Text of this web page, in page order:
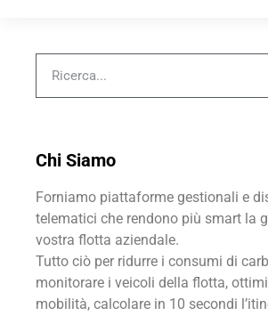
Chi Siamo
Forniamo piattaforme gestionali e
telematici che rendono più smart la
vostra flotta aziendale.
Tutto ciò per ridurre i consumi di
monitorare i veicoli della flotta,
mobilità, calcolare in 10 secondi